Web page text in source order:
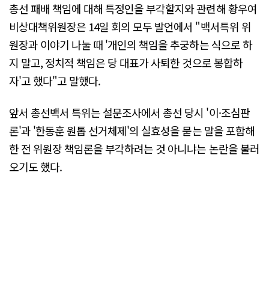
총선 패배 책임에 대해 특정인을 부각할지와 관련해 황우여
비상대책위원장은 14일 회의 모두 발언에서 "백서특위 위
원장과 이야기 나눌 때 '개인의 책임을 추궁하는 식으로 하
지 말고, 정치적 책임은 당 대표가 사퇴한 것으로 봉합하
자'고 했다"고 말했다.
앞서 총선백서 특위는 설문조사에서 총선 당시 '이·조심판
론'과 '한동훈 원톱 선거체제'의 실효성을 묻는 말을 포함해
한 전 위원장 책임론을 부각하려는 것 아니냐는 논란을 불러
오기도 했다.